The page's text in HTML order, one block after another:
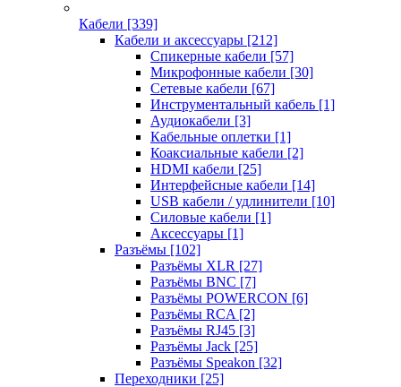
Кабели [339]
Кабели и аксессуары [212]
Спикерные кабели [57]
Микрофонные кабели [30]
Сетевые кабели [67]
Инструментальный кабель [1]
Аудиокабели [3]
Кабельные оплетки [1]
Коаксиальные кабели [2]
HDMI кабели [25]
Интерфейсные кабели [14]
USB кабели / удлинители [10]
Силовые кабели [1]
Аксессуары [1]
Разъёмы [102]
Разъёмы XLR [27]
Разъёмы BNC [7]
Разъёмы POWERCON [6]
Разъёмы RCA [2]
Разъёмы RJ45 [3]
Разъёмы Jack [25]
Разъёмы Speakon [32]
Переходники [25]